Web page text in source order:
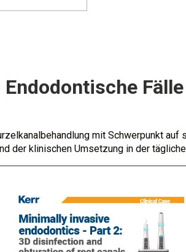
Endodontische Fälle
mit Schwerpunkt
der klinischen Umsetzung in der